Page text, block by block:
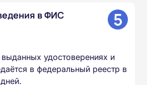
в ФИС
5
удостоверениях и
в федеральный реестр в